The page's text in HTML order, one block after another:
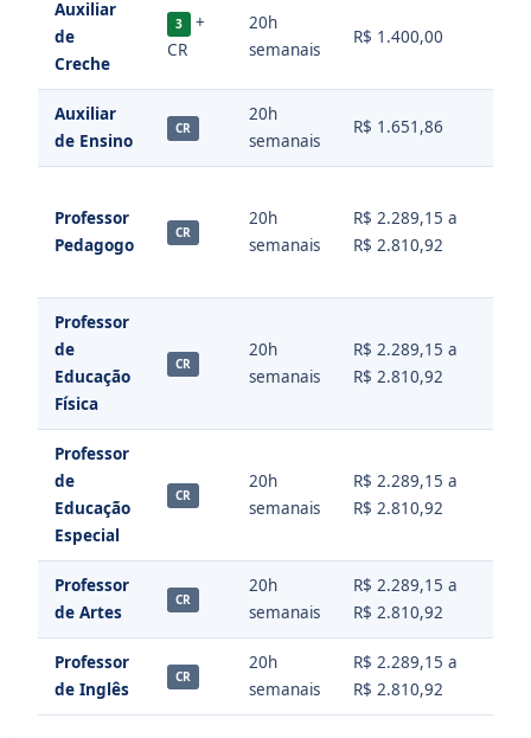
Auxiliar
de
Creche
3
+
CR
20h
semanais
R$ 1.400,00
Auxiliar
de Ensino
CR
20h
semanais
R$ 1.651,86
Professor
Pedagogo
CR
20h
semanais
R$ 2.289,15 a
R$ 2.810,92
Professor
de
Educação
Física
CR
20h
semanais
R$ 2.289,15 a
R$ 2.810,92
Professor
de
Educação
Especial
CR
20h
semanais
R$ 2.289,15 a
R$ 2.810,92
Professor
de Artes
CR
20h
semanais
R$ 2.289,15 a
R$ 2.810,92
Professor
de Inglês
CR
20h
semanais
R$ 2.289,15 a
R$ 2.810,92